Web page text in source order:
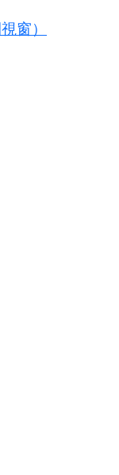
窗）